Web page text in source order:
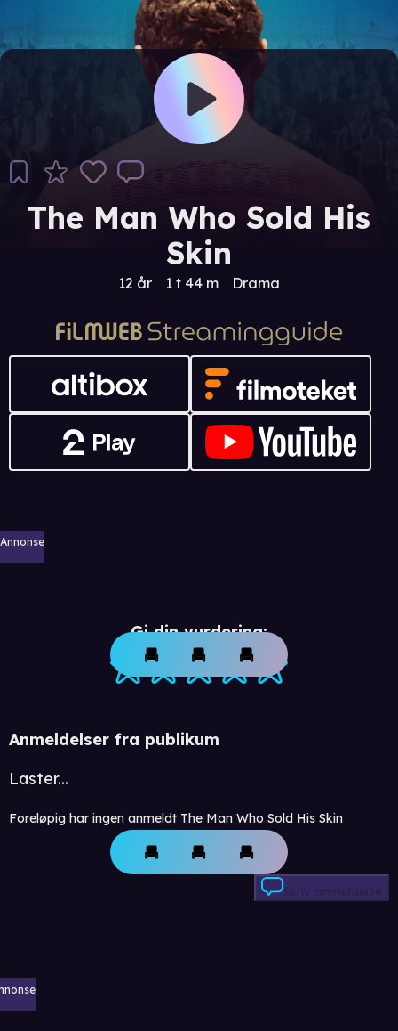
The Man Who Sold His
Skin
12 år 1 t 44 m Drama
Annonse
Gi din vurdering:
Anmeldelser fra publikum
Laster...
Foreløpig har ingen anmeldt The Man Who Sold His Skin
Skriv anmeldelse